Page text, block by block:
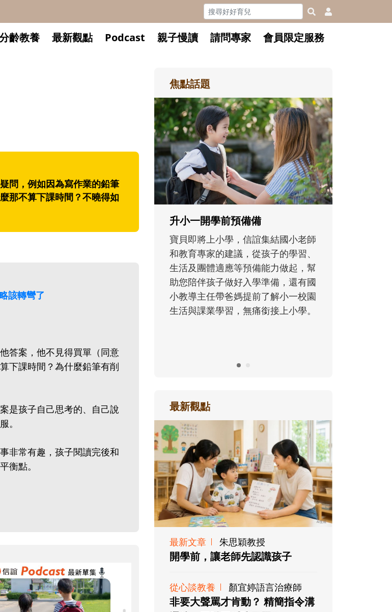
齡教養 最新觀點 Podcast 親子慢讀 請問專家 會員限定服務
問，例如因為寫作業的鉛筆
那不算下課時間？不曉得如
該轉彎了
答案，他不見得買單（同意
下課時間？為什麼鉛筆有削
是孩子自己思考的、自己說
。
非常有趣，孩子閱讀完後和
衡點。
焦點話題
寶貝即將上小學，信誼集結國小老師
和教育專家的建議，從孩子的學習、
生活及團體適應等預備能力做起，幫
助您陪伴孩子做好入學準備，還有國
小教導主任帶爸媽提前了解小一校園
生活與課業學習，無痛銜接上小學。
和孩子一起長大的那個男人│讀
懂父親的不同模樣
沒有人天生就擅長當爸爸！男人總是
在一次次「前所未有」的體驗中，跟
著孩子一起長大。從給予安全感的肢
體遊戲，到獨立自主、角色認同及解
決問題的能力養成。爸爸正嘗試用不
同的模樣，參與孩子每個重要的成長
歷程。
最新觀點
最新文章 朱思穎教授
開學前，讓老師先認識孩子
從心談教養 顏宜婷語言治療師
非要大聲罵才肯動？ 精簡指令溝